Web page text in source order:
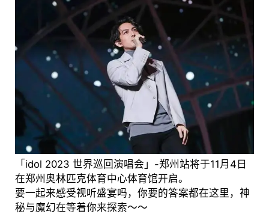
「idol 2023 世界巡回演唱会」-郑州站将于11月4日
在郑州奥林匹克体育中心体育馆开启。
要一起来感受视听盛宴吗，你要的答案都在这里，神
秘与魔幻在等着你来探索～～